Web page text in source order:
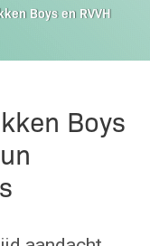
Boys en RVVH
Boys